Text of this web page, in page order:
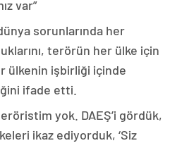
var”
sorunlarında her
terörün her ülke için
ülkenin işbirliği içinde
ifade etti.
yok. DAEŞ’i gördük,
ikaz ediyorduk, ‘Siz